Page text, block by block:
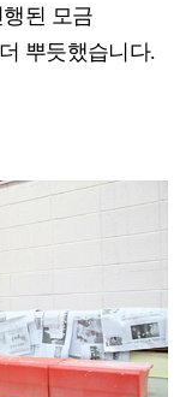
된 모금
뿌듯했습니다.